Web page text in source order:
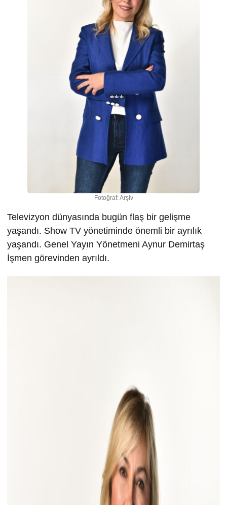
Fotoğraf: Arşiv
Televizyon dünyasında bugün flaş bir gelişme
yaşandı. Show TV yönetiminde önemli bir ayrılık
yaşandı. Genel Yayın Yönetmeni Aynur Demirtaş
İşmen görevinden ayrıldı.